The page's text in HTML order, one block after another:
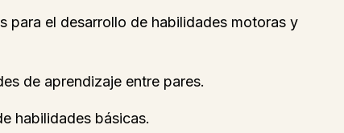
para el desarrollo de habilidades motoras y
de aprendizaje entre pares.
habilidades básicas.